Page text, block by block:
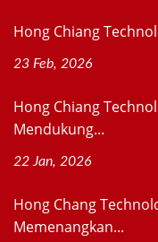
Hong Chiang
23 Feb, 2026
Hong Chiang
Mendukung...
22 Jan, 2026
Hong Chang
Memenangkan...